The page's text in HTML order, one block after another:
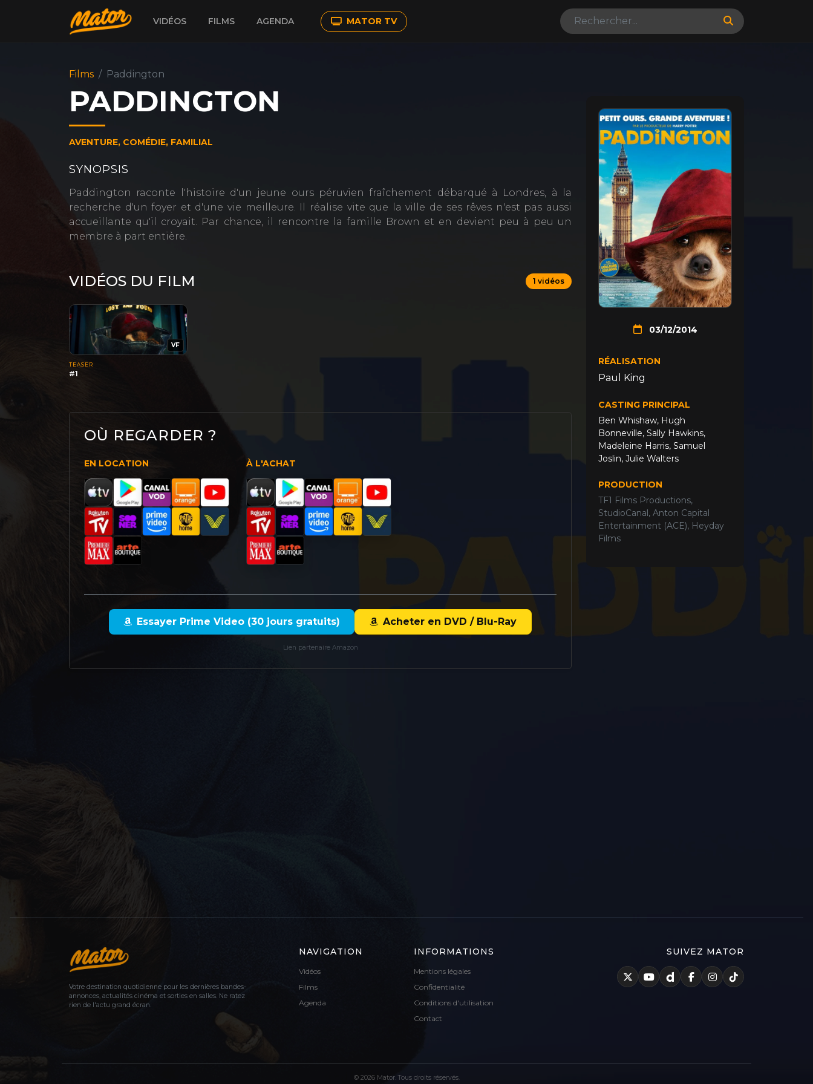
VIDÉOS FILMS AGENDA MATOR TV
Films Paddington
PADDINGTON
AVENTURE, COMÉDIE, FAMILIAL
SYNOPSIS
Paddington raconte l'histoire d'un jeune ours péruvien fraîchement débarqué à Londres, à la
recherche d'un foyer et d'une vie meilleure. Il réalise vite que la ville de ses rêves n'est pas aussi
accueillante qu'il croyait. Par chance, il rencontre la famille Brown et en devient peu à peu un
membre à part entière.
VIDÉOS DU FILM 1 vidéos
VF
TEASER
#1
OÙ REGARDER ?
EN LOCATION À L'ACHAT
Essayer Prime Video (30 jours gratuits) Acheter en DVD / Blu-Ray
Lien partenaire Amazon
03/12/2014
RÉALISATION
Paul King
CASTING PRINCIPAL
Ben Whishaw, Hugh
Bonneville, Sally Hawkins,
Madeleine Harris, Samuel
Joslin, Julie Walters
PRODUCTION
TF1 Films Productions,
StudioCanal, Anton Capital
Entertainment (ACE), Heyday
Films
Votre destination quotidienne pour les dernières bandes-
annonces, actualités cinéma et sorties en salles. Ne ratez
rien de l'actu grand écran.
NAVIGATION
Vidéos
Films
Agenda
INFORMATIONS
Mentions légales
Confidentialité
Conditions d'utilisation
Contact
SUIVEZ MATOR
© 2026 Mator. Tous droits réservés.